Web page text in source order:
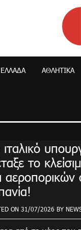
ΕΛΛΆΔΑ ΑΘΛΗΤΙΚΑ
το
ON 31/07/2026 BY